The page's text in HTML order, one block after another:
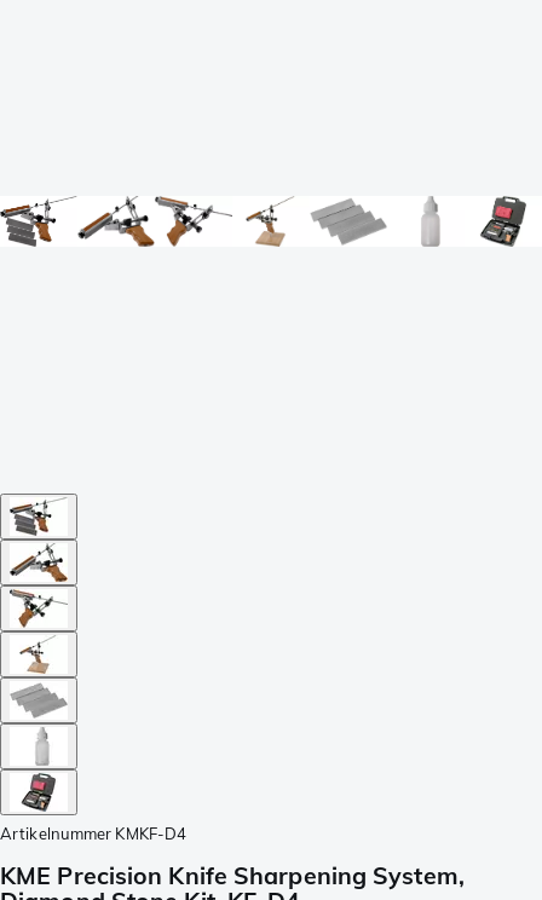
Artikelnummer KMKF-D4
KME Precision Knife Sharpening System,